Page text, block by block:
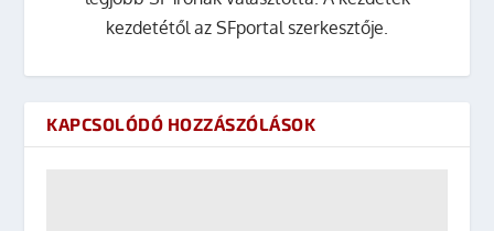
kezdetétől az SFportal szerkesztője.
KAPCSOLÓDÓ HOZZÁSZÓLÁSOK